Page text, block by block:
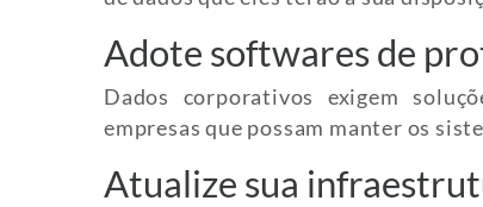
Adote softwares de
Dados corporativos exigem
empresas que possam manter os
Atualize sua